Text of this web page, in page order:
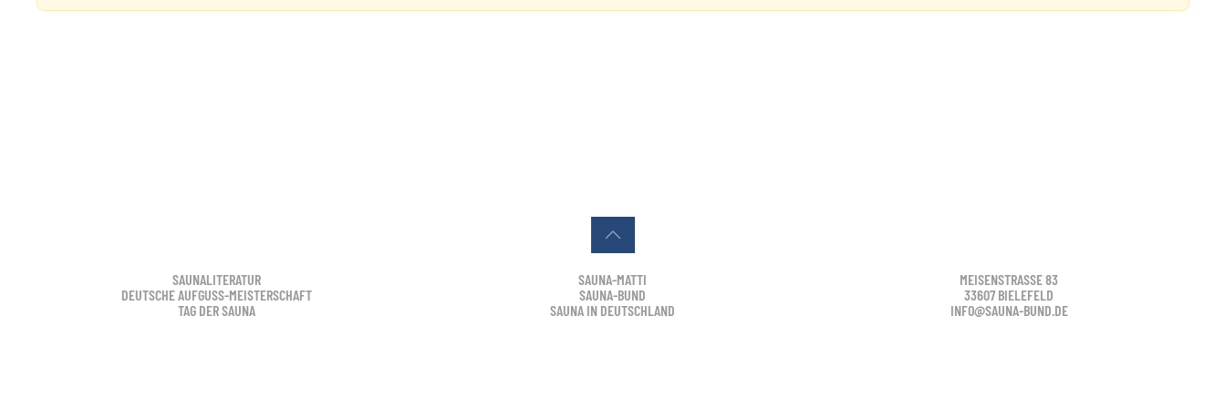
SAUNALITERATUR
DEUTSCHE AUFGUSS-MEISTERSCHAFT
TAG DER SAUNA
SAUNA-MATTI
SAUNA-BUND
SAUNA IN DEUTSCHLAND
MEISENSTRASSE 83
33607 BIELEFELD
INFO@SAUNA-BUND.DE